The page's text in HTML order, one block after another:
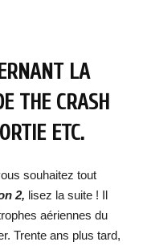
LA
THE CRASH
ETC.
souhaitez tout
2, lisez la suite ! Il
aériennes du
Trente ans plus tard,